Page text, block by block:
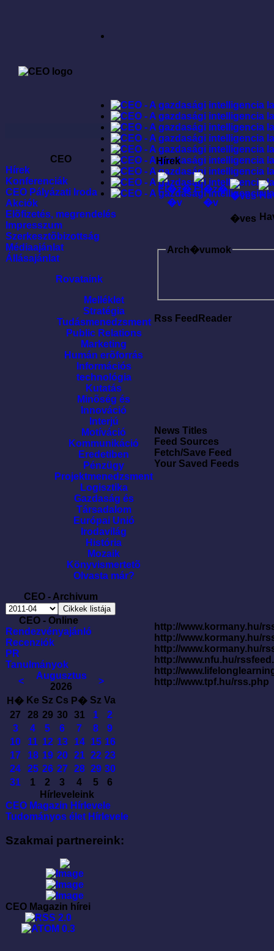
CEO
Hírek
Konferenciák
CEO Pályázati Iroda
Akciók
Elõfizetés, megrendelés
Impresszum
Szerkesztõbizottság
Médiaajánlat
Állásajánlat
Rovataink
Melléklet
Stratégia
Tudásmenedzsment
Public Relations
Marketing
Humán erõforrás
Információs
technológia
Kutatás
Minõség és
Innováció
Interjú
Motíváció
Kommunikáció
Eredetiben
Pénzügy
Projektmenedzsment
Logisztika
Gazdaság és
Társadalom
Európai Unió
Irodavilág
História
Mozaik
Könyvismertetõ
Olvasta már?
CEO - Archivum
CEO - Online
Rendezvényajánló
Recenziók
PR
Tanulmányok
<
Augusztus
2026
>
H� Ke Sz Cs P� Sz Va
27
28 29 30 31 1
2
3
4 5 6 7 8
9
10
11 12 13 14 15 16
17
18 19 20 21 22 23
24
25 26 27 28 29 30
31
1 2 3 4 5
6
Hírleveleink
CEO Magazin Hírlevele
Tudományos élet Hírlevele
Szakmai partnereink:
CEO Magazin hírei
Hírek
�ves
Arch�vumok
Rss FeedReader
News Titles
Feed Sources
Fetch/Save Feed
Your Saved Feeds
http://www.kormany.hu/
http://www.kormany.hu/
http://www.kormany.hu/
http://www.nfu.hu/
http://
http://www.tpf.hu/rss.php